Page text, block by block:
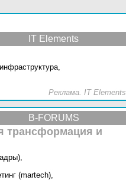
IT Elements
Реклама. IT Elements
B-FORUMS
трансформация и
(martech),